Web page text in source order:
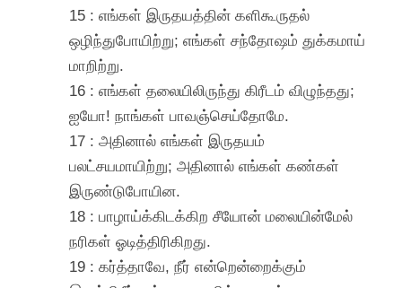
15 : எங்கள் இருதயத்தின் களிகூருதல்
ஒழிந்துபோயிற்று; எங்கள் சந்தோஷம் துக்கமாய்
மாறிற்று.
16 : எங்கள் தலையிலிருந்து கிரீடம் விழுந்தது;
ஐயோ! நாங்கள் பாவஞ்செய்தோமே.
17 : அதினால் எங்கள் இருதயம்
பலட்சயமாயிற்று; அதினால் எங்கள் கண்கள்
இருண்டுபோயின.
18 : பாழாய்க்கிடக்கிற சீயோன் மலையின்மேல்
நரிகள் ஓடித்திரிகிறது.
19 : கர்த்தாவே, நீர் என்றென்றைக்கும்